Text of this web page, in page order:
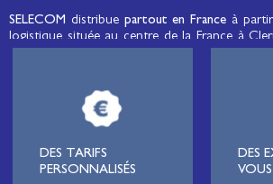
SELECOM distribue partout en France à
logistique située au centre de la France à
d’éclairage public et d'éco-mobilité destinée
Lignard, monteur de réseaux électriques,
tableautier, collectivité, municipalité,
DES TARIFS
PERSONNALISÉS
DES